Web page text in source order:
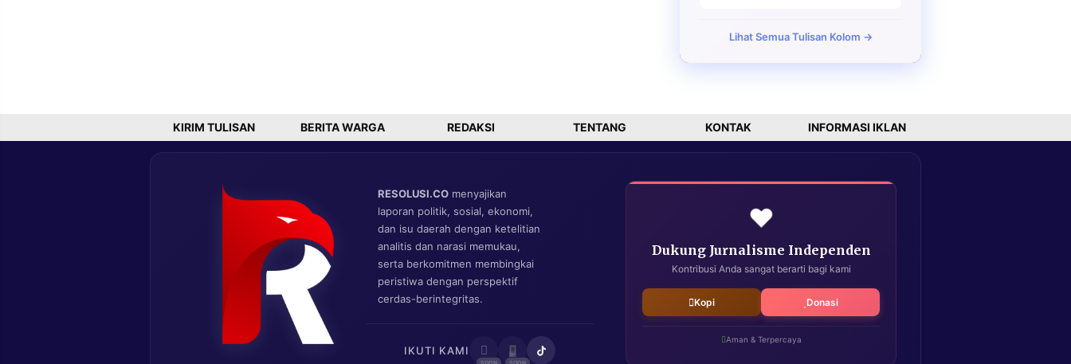
Lihat Semua Tulisan Kolom →
KIRIM TULISAN BERITA WARGA REDAKSI TENTANG KONTAK INFORMASI IKLAN
RESOLUSI.CO menyajikan
laporan politik, sosial, ekonomi,
dan isu daerah dengan ketelitian
analitis dan narasi memukau,
serta berkomitmen membingkai
peristiwa dengan perspektif
cerdas-berintegritas.
IKUTI KAMI
❤️
Dukung Jurnalisme Independen
Kontribusi Anda sangat berarti bagi kami
Kopi Donasi
Aman & Terpercaya